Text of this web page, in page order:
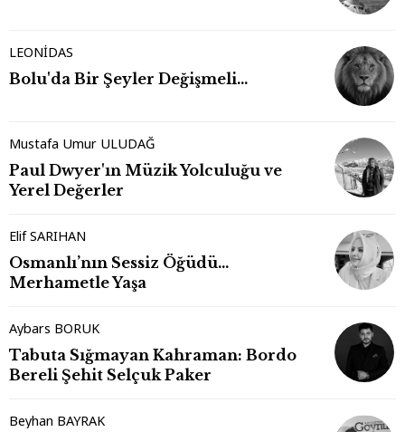
LEONİDAS
Bolu'da Bir Şeyler Değişmeli…
Mustafa Umur ULUDAĞ
Paul Dwyer'ın Müzik Yolculuğu ve
Yerel Değerler
Elif SARIHAN
Osmanlı’nın Sessiz Öğüdü…
Merhametle Yaşa
Aybars BORUK
Tabuta Sığmayan Kahraman: Bordo
Bereli Şehit Selçuk Paker
Beyhan BAYRAK